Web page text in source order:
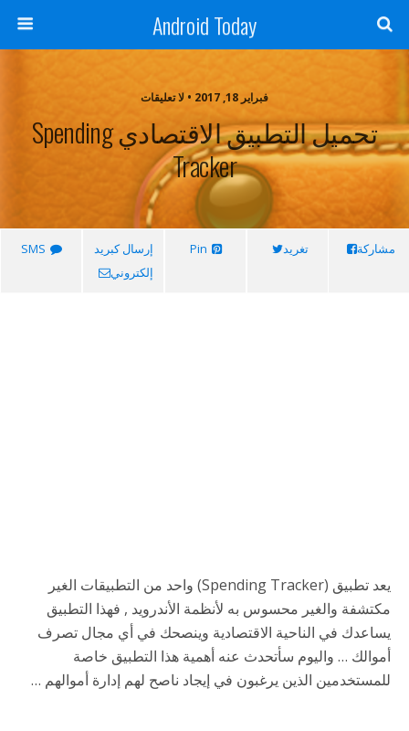
Android Today
فبراير 18, 2017 • لا تعليقات
تحميل التطبيق الاقتصادي Spending
Tracker
مشاركة تغريد Pin
إرسال كبريد
إلكتروني
SMS
يعد تطبيق (Spending Tracker) واحد من التطبيقات الغير
مكتشفة والغير محسوس به لأنظمة الأندرويد , فهذا التطبيق
يساعدك في الناحية الاقتصادية وينصحك في أي مجال تصرف
أموالك … واليوم سأتحدث عنه أهمية هذا التطبيق خاصة
للمستخدمين الذين يرغبون في إيجاد ناصح لهم إدارة أموالهم …